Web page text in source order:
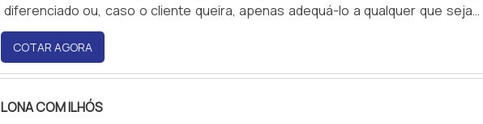
diferenciado ou, caso o cliente queira, apenas adequá-lo a qualquer que sejam
as necessidades do projeto. Uma placa de ACM nada mais é do que um painel
fabricado com duas lâminas conectadas por .
COTAR AGORA
LONA COM ILHÓS